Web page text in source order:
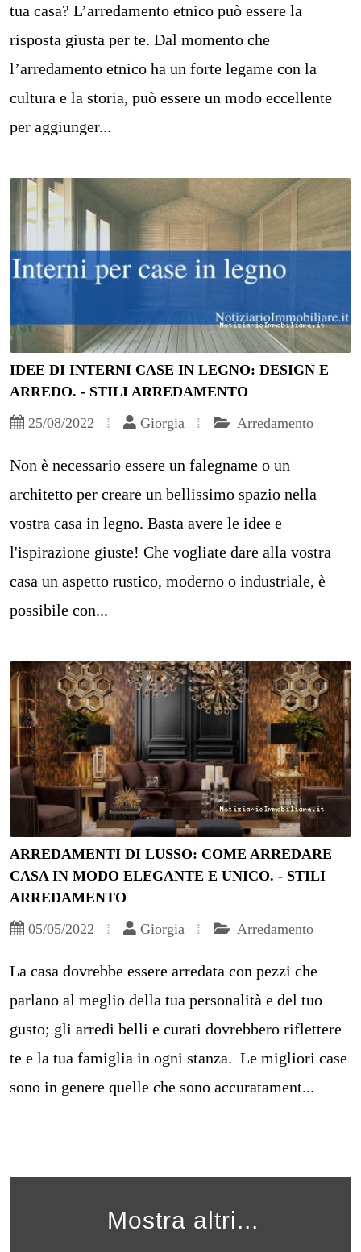
tua casa? L’arredamento etnico può essere la
risposta giusta per te. Dal momento che
l’arredamento etnico ha un forte legame con la
cultura e la storia, può essere un modo eccellente
per aggiunger...
IDEE DI INTERNI CASE IN LEGNO: DESIGN E
ARREDO. - STILI ARREDAMENTO
25/08/2022
Giorgia Arredamento
Non è necessario essere un falegname o un
architetto per creare un bellissimo spazio nella
vostra casa in legno. Basta avere le idee e
l'ispirazione giuste! Che vogliate dare alla vostra
casa un aspetto rustico, moderno o industriale, è
possibile con...
ARREDAMENTI DI LUSSO: COME ARREDARE
CASA IN MODO ELEGANTE E UNICO. - STILI
ARREDAMENTO
05/05/2022
Giorgia Arredamento
La casa dovrebbe essere arredata con pezzi che
parlano al meglio della tua personalità e del tuo
gusto; gli arredi belli e curati dovrebbero riflettere
te e la tua famiglia in ogni stanza. Le migliori case
sono in genere quelle che sono accuratament...
Mostra altri...